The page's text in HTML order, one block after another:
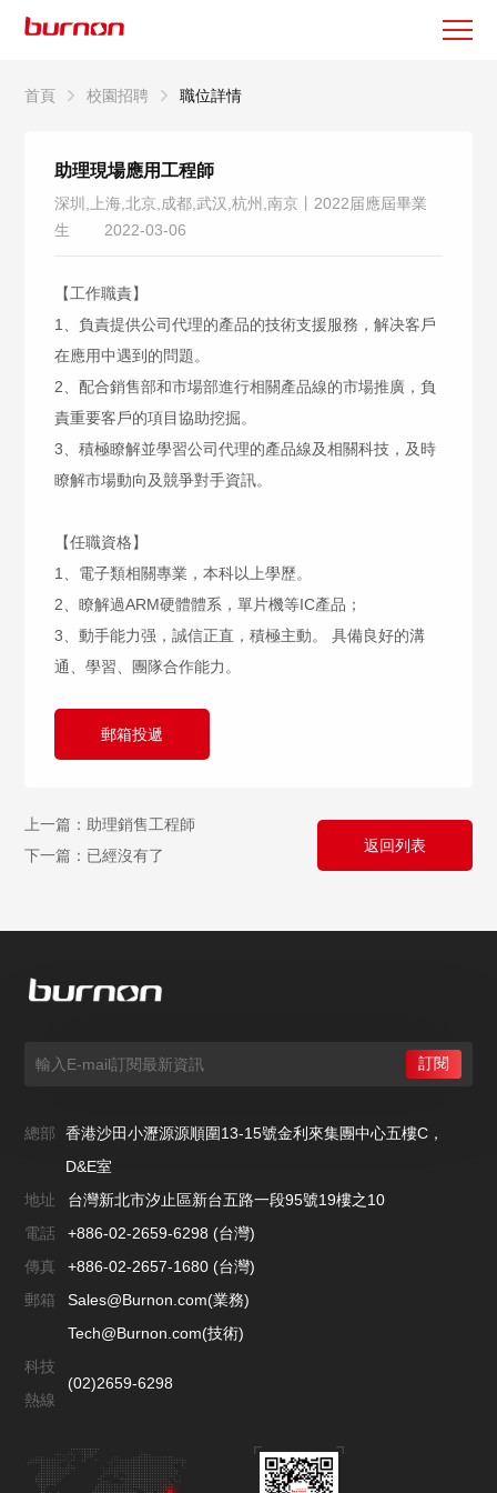
首頁 校園招聘 職位詳情
助理現場應用工程師
深圳,上海,北京,成都,武汉,杭州,南京丨2022届應屆畢業
生
2022-03-06
【工作職責】
1、負責提供公司代理的產品的技術支援服務，解决客戶
在應用中遇到的問題。
2、配合銷售部和市場部進行相關產品線的市場推廣，負
責重要客戶的項目協助挖掘。
3、積極瞭解並學習公司代理的產品線及相關科技，及時
瞭解市場動向及競爭對手資訊。
【任職資格】
1、電子類相關專業，本科以上學歷。
2、瞭解過ARM硬體體系，單片機等IC產品；
3、動手能力强，誠信正直，積極主動。 具備良好的溝
通、學習、團隊合作能力。
郵箱投遞
上一篇：助理銷售工程師
下一篇：已經沒有了
返回列表
總部
香港沙田小瀝源源順圍13-15號金利來集團中心五樓C，
D&E室
地址
台灣新北市汐止區新台五路一段95號19樓之10
電話
+886-02-2659-6298 (台灣)
傳真
+886-02-2657-1680 (台灣)
郵箱
Sales@Burnon.com(業務)
Tech@Burnon.com(技術)
科技
熱線
(02)2659-6298